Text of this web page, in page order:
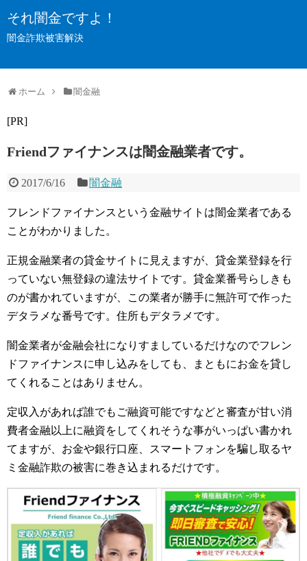
それ闇金ですよ！
闇金詐欺被害解決
ホーム 闇金融
[PR]
Friendファイナンスは闇金融業者です。
2017/6/16 闇金融
フレンドファイナンスという金融サイトは闇金業者である
ことがわかりました。
正規金融業者の貸金サイトに見えますが、貸金業登録を行
っていない無登録の違法サイトです。貸金業番号らしきも
のが書かれていますが、この業者が勝手に無許可で作った
デタラメな番号です。住所もデタラメです。
闇金業者が金融会社になりすましているだけなのでフレン
ドファイナンスに申し込みをしても、まともにお金を貸し
てくれることはありません。
定収入があれば誰でもご融資可能ですなどと審査が甘い消
費者金融以上に融資をしてくれそうな事がいっぱい書かれ
てますが、お金や銀行口座、スマートフォンを騙し取るヤ
ミ金融詐欺の被害に巻き込まれるだけです。